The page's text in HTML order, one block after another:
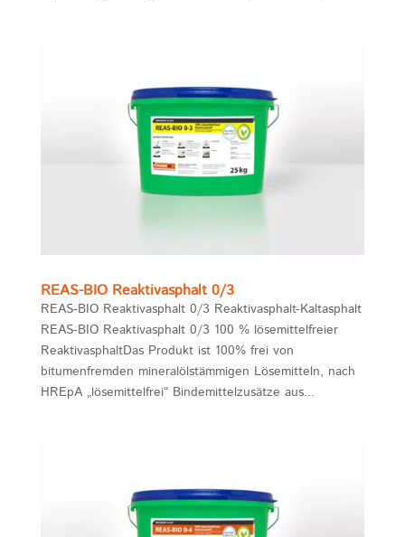
REAS-BIO Reaktivasphalt 0/3
REAS-BIO Reaktivasphalt 0/3 Reaktivasphalt-Kaltasphalt
REAS-BIO Reaktivasphalt 0/3 100 % lösemittelfreier
ReaktivasphaltDas Produkt ist 100% frei von
bitumenfremden mineralölstämmigen Lösemitteln, nach
HREpA „lösemittelfrei“ Bindemittelzusätze aus...